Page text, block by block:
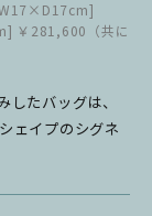
￥281,600（共に
たバッグは、
ェイプのシグネ